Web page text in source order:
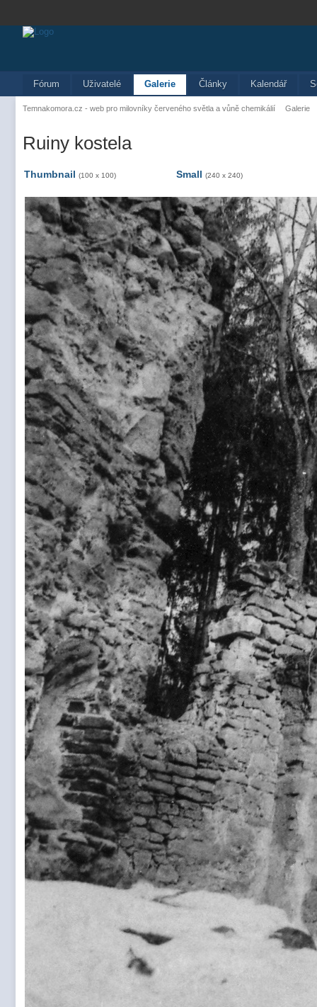
Fórum Uživatelé Galerie Články Kalendář
Temnakomora.cz - web pro milovníky červeného světla a vůně chemikálií Galerie
Ruiny kostela
Thumbnail (100 x 100) Small (240 x 240)